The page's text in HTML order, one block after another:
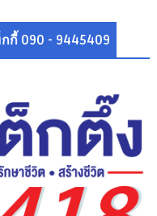
090 - 9445409